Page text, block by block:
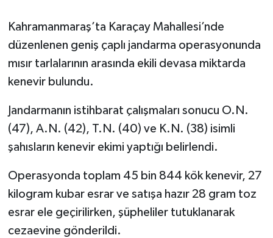
Kahramanmaraş’ta Karaçay Mahallesi’nde
düzenlenen geniş çaplı jandarma operasyonunda
mısır tarlalarının arasında ekili devasa miktarda
kenevir bulundu.
Jandarmanın istihbarat çalışmaları sonucu O.N.
(47), A.N. (42), T.N. (40) ve K.N. (38) isimli
şahısların kenevir ekimi yaptığı belirlendi.
Operasyonda toplam 45 bin 844 kök kenevir, 27
kilogram kubar esrar ve satışa hazır 28 gram toz
esrar ele geçirilirken, şüpheliler tutuklanarak
cezaevine gönderildi.
KADIN-AİLE
SEÇİM 2011
BİLİMNET
Yemek